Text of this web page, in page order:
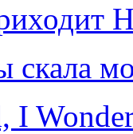
скала
I